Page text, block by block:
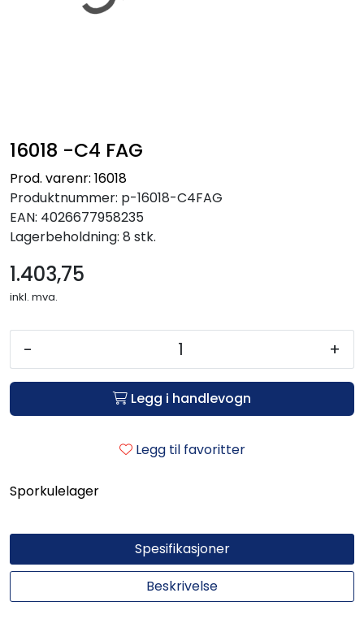
16018 -C4 FAG
Prod. varenr: 16018
Produktnummer: p-16018-C4FAG
EAN: 4026677958235
Lagerbeholdning: 8 stk.
1.403,75
inkl. mva.
- +
Legg i handlevogn
Legg til favoritter
Sporkulelager
Spesifikasjoner
Beskrivelse